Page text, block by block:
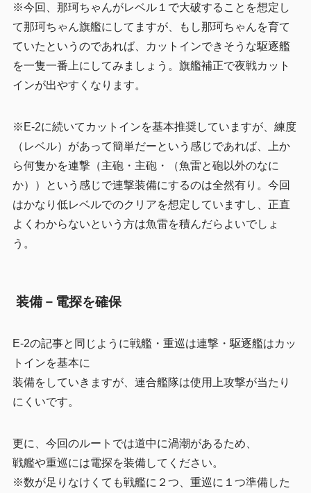
※今回、那珂ちゃんがレベル１で大破することを想定し
て那珂ちゃん旗艦にしてますが、もし那珂ちゃんを育て
ていたというのであれば、カットインできそうな駆逐艦
を一隻一番上にしてみましょう。旗艦補正で夜戦カット
インが出やすくなります。
※E-2に続いてカットインを基本推奨していますが、練度
（レベル）があって簡単だーという感じであれば、上か
ら何隻かを連撃（主砲・主砲・（魚雷と砲以外のなに
か））という感じで連撃装備にするのは全然有り。今回
はかなり低レベルでのクリアを想定していますし、正直
よくわからないという方は魚雷を積んだらよいでしょ
う。
装備－電探を確保
E-2の記事と同じように戦艦・重巡は連撃・駆逐艦はカッ
トインを基本に
装備をしていきますが、連合艦隊は使用上攻撃が当たり
にくいです。
更に、今回のルートでは道中に渦潮があるため、
戦艦や重巡には電探を装備してください。
※数が足りなけくても戦艦に２つ、重巡に１つ準備した